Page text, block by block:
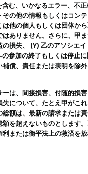
む、いかなるエラー、不
の他の情報もしくはコン
他の個人もしくは団体か
ありません。さらに、甲
損失、 (Y) 乙のアソシエ
参加の終了もしくは停止
償、責任または表明を除
は、間接損害、付随的損
について、たとえ甲がこ
額は、最新の請求または
を超えないものとします
または衡平法上の救済を